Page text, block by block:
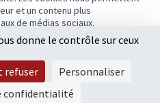
et un contenu plus
de médias sociaux.
cookies essentiels
budget
70 000 €
au vote
donne le contrôle sur ceux
refuser
Personnaliser
confidentialité